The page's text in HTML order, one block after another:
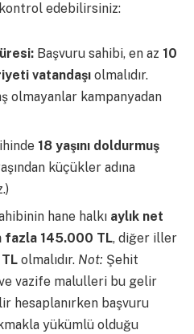
edebilirsiniz:
Başvuru sahibi, en az 10
vatandaşı olmalıdır.
olmayanlar kampanyadan
18 yaşını doldurmuş
küçükler adına
hane halkı aylık net
fazla 145.000 TL, diğer iller
olmalıdır. Not: Şehit
vazife malulleri bu gelir
hesaplanırken başvuru
yükümlü olduğu